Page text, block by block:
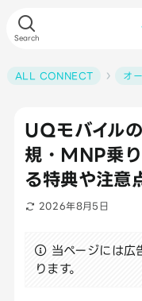
Search
ALL CONNECT オ
UQモバイル
規・MNP乗
る特典や注意
2026年8月5日
当ページには広
ります。